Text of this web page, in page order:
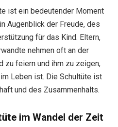
ist ein bedeutender Moment
Augenblick der Freude, des
für das Kind. Eltern,
nehmen oft an der
zu feiern und ihm zu zeigen,
Leben ist. Die Schultüte ist
und des Zusammenhalts.
im Wandel der Zeit